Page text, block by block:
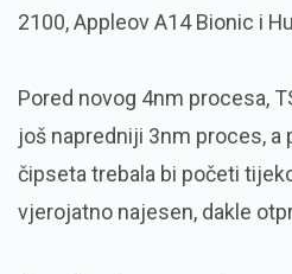
2100, Appleov A14 Bionic i
Pored novog 4nm procesa,
još napredniji 3nm proces, a
čipseta trebala bi početi
vjerojatno najesen, dakle